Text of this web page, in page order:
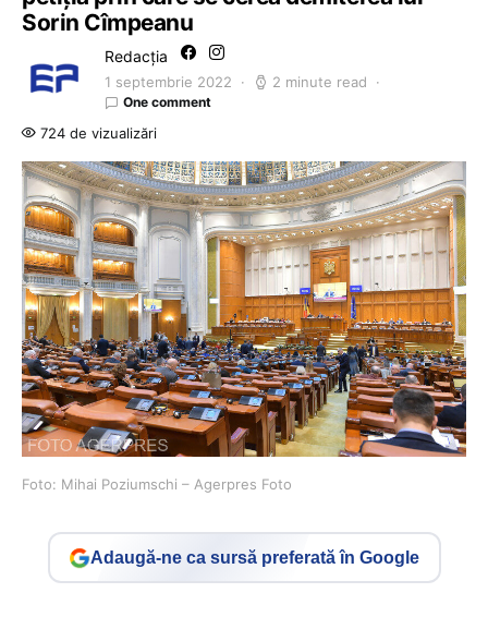
Sorin Cîmpeanu
Redacția
1 septembrie 2022 2 minute read
One comment
724 de vizualizări
Foto: Mihai Poziumschi – Agerpres Foto
Adaugă-ne ca sursă preferată în Google